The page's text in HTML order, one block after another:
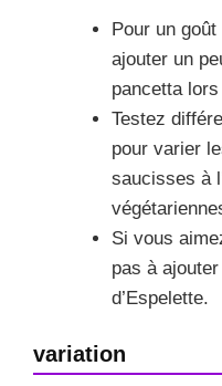
Pour un
ajouter un
pancetta
Testez
pour varier
saucisses à
Si vous
pas à
d’Espelette.
variation